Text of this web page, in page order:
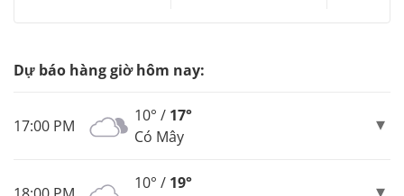
Dự báo hàng giờ hôm nay:
17:00 PM
10° / 17°
Có Mây
10° / 19°